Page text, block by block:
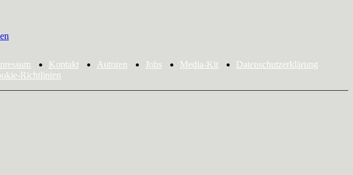
Kontakt Autoren Jobs Media-Kit
Datenschutzerklärung
Richtlinien